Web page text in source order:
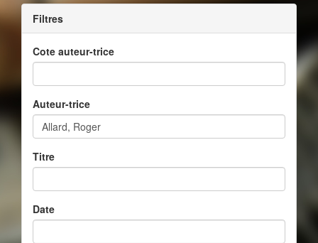
Filtres
Cote auteur-trice
Auteur-trice
Titre
Date